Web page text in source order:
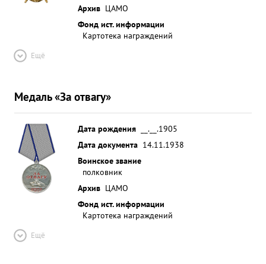
Архив ЦАМО
Фонд ист. информации
Картотека награждений
Ещё
Медаль «За отвагу»
Дата рождения
__.__.1905
Дата документа 14.11.1938
Воинское звание
полковник
Архив ЦАМО
Фонд ист. информации
Картотека награждений
Ещё